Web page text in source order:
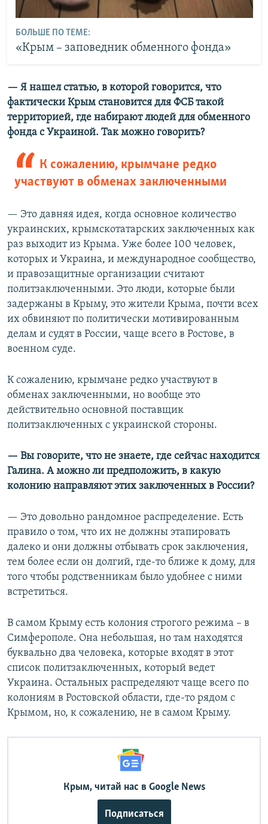
БОЛЬШЕ ПО ТЕМЕ:
«Крым – заповедник обменного фонда»
— Я нашел статью, в которой говорится, что
фактически Крым становится для ФСБ такой
территорией, где набирают людей для обменного
фонда с Украиной. Так можно говорить?
К сожалению, крымчане редко
участвуют в обменах заключенными
— Это давняя идея, когда основное количество
украинских, крымскотатарских заключенных как
раз выходит из Крыма. Уже более 100 человек,
которых и Украина, и международное сообщество,
и правозащитные организации считают
политзаключенными. Это люди, которые были
задержаны в Крыму, это жители Крыма, почти всех
их обвиняют по политически мотивированным
делам и судят в России, чаще всего в Ростове, в
военном суде.
К сожалению, крымчане редко участвуют в
обменах заключенными, но вообще это
действительно основной поставщик
политзаключенных с украинской стороны.
— Вы говорите, что не знаете, где сейчас находится
Галина. А можно ли предположить, в какую
колонию направляют этих заключенных в России?
— Это довольно рандомное распределение. Есть
правило о том, что их не должны этапировать
далеко и они должны отбывать срок заключения,
тем более если он долгий, где-то ближе к дому, для
того чтобы родственникам было удобнее с ними
встретиться.
В самом Крыму есть колония строгого режима – в
Симферополе. Она небольшая, но там находятся
буквально два человека, которые входят в этот
список политзаключенных, который ведет
Украина. Остальных распределяют чаще всего по
колониям в Ростовской области, где-то рядом с
Крымом, но, к сожалению, не в самом Крыму.
Крым, читай нас в Google News
Подписаться